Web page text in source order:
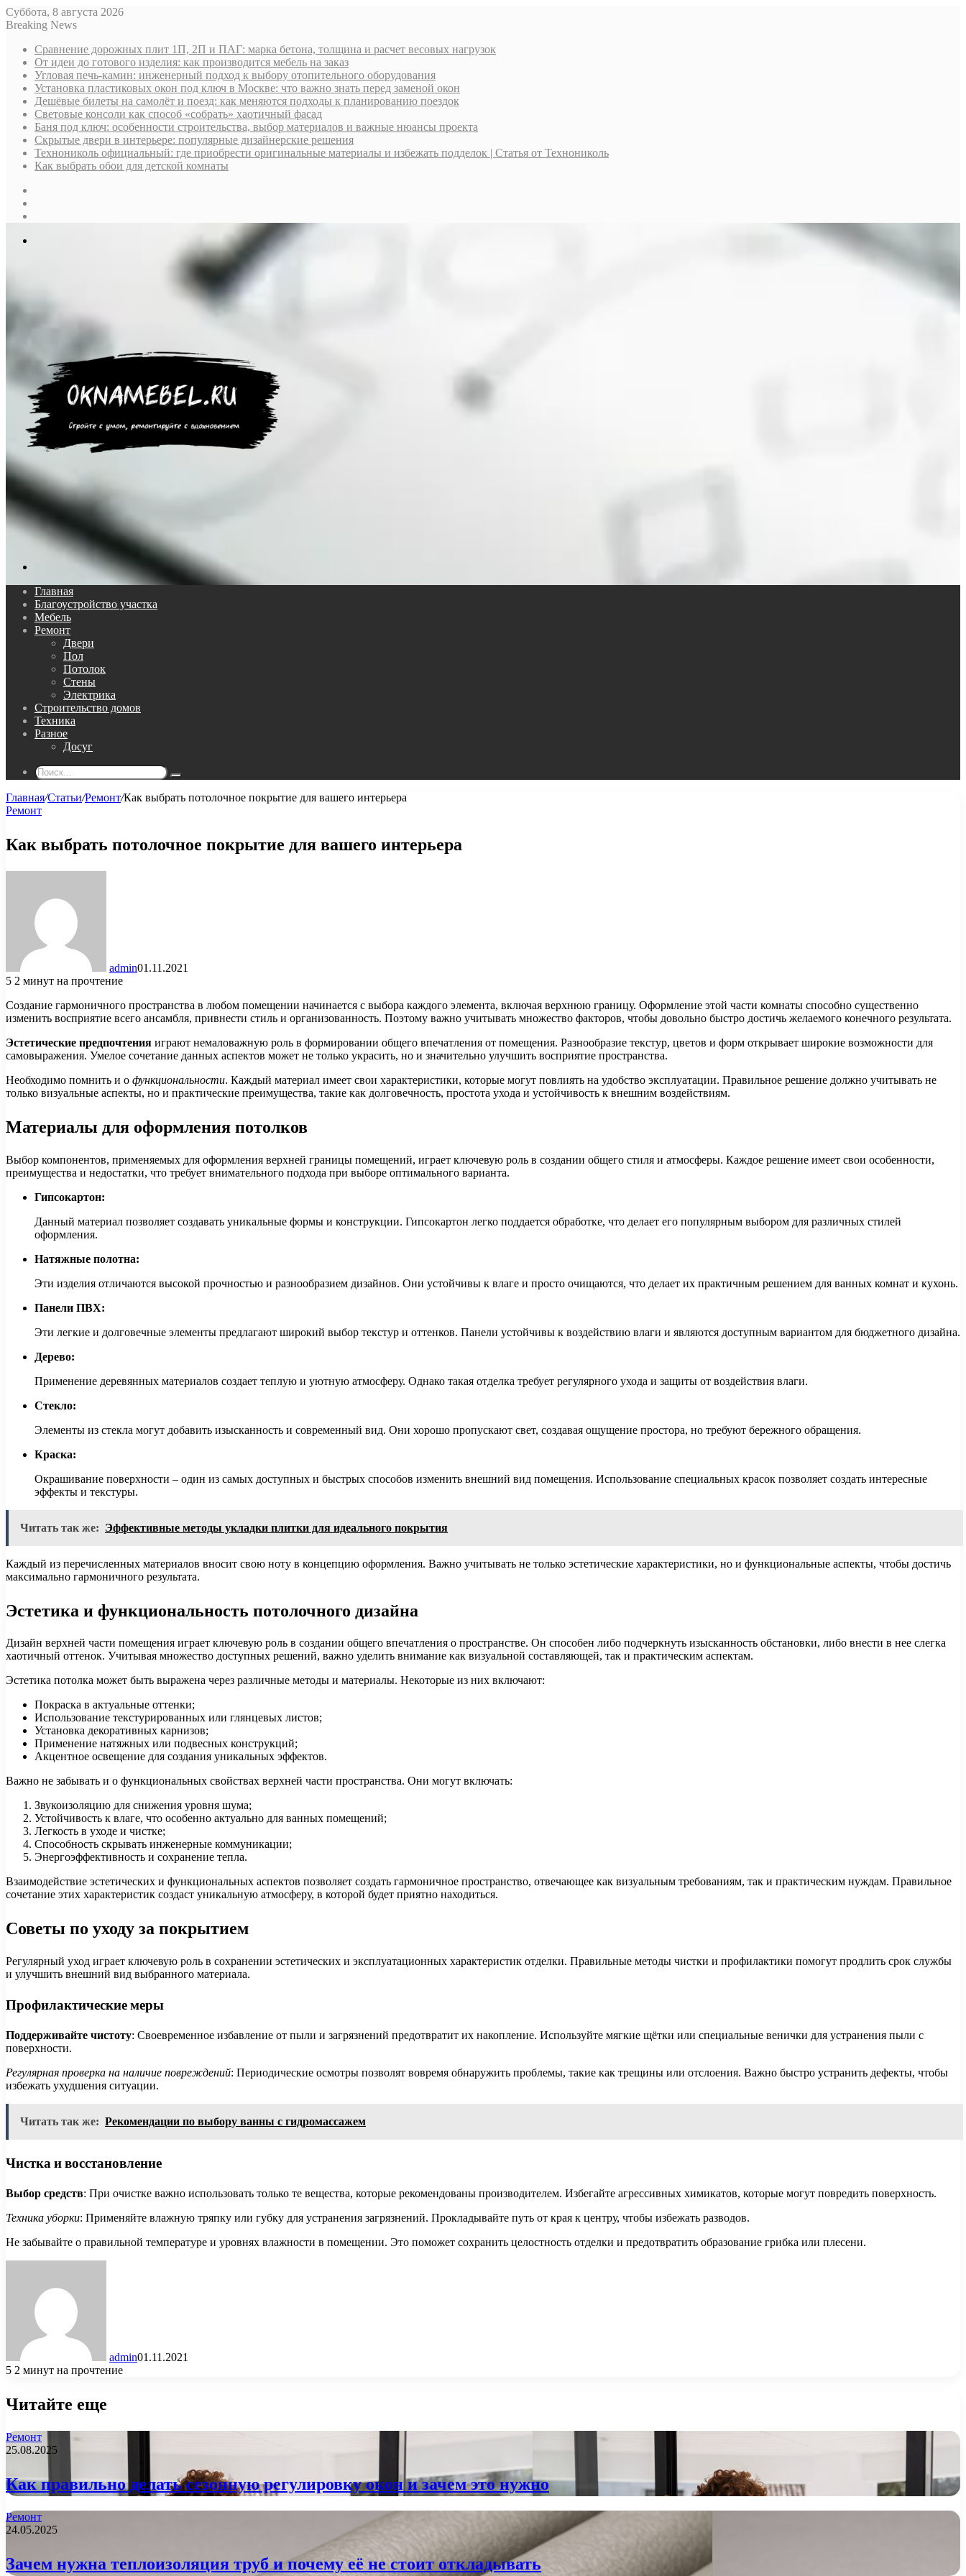
Суббота, 8 августа 2026
Breaking News
Сравнение дорожных плит 1П, 2П и ПАГ: марка бетона, толщина и расчет весовых нагрузок
От идеи до готового изделия: как производится мебель на заказ
Угловая печь-камин: инженерный подход к выбору отопительного оборудования
Установка пластиковых окон под ключ в Москве: что важно знать перед заменой окон
Дешёвые билеты на самолёт и поезд: как меняются подходы к планированию поездок
Световые консоли как способ «собрать» хаотичный фасад
Баня под ключ: особенности строительства, выбор материалов и важные нюансы проекта
Скрытые двери в интерьере: популярные дизайнерские решения
Технониколь официальный: где приобрести оригинальные материалы и избежать подделок | Статья от Технониколь
Как выбрать обои для детской комнаты
Главная
Благоустройство участка
Мебель
Ремонт
Двери
Пол
Потолок
Стены
Электрика
Строительство домов
Техника
Разное
Досуг
Поиск...
Главная/Статьи/Ремонт/Как выбрать потолочное покрытие для вашего интерьера
Ремонт
Как выбрать потолочное покрытие для вашего интерьера
admin01.11.2021
5 2 минут на прочтение
Создание гармоничного пространства в любом помещении начинается с выбора каждого элемента, включая верхнюю границу. Оформление этой части комнаты способно существенно
изменить восприятие всего ансамбля, привнести стиль и организованность. Поэтому важно учитывать множество факторов, чтобы довольно быстро достичь желаемого конечного результата.
Эстетические предпочтения играют немаловажную роль в формировании общего впечатления от помещения. Разнообразие текстур, цветов и форм открывает широкие возможности для
самовыражения. Умелое сочетание данных аспектов может не только украсить, но и значительно улучшить восприятие пространства.
Необходимо помнить и о функциональности. Каждый материал имеет свои характеристики, которые могут повлиять на удобство эксплуатации. Правильное решение должно учитывать не
только визуальные аспекты, но и практические преимущества, такие как долговечность, простота ухода и устойчивость к внешним воздействиям.
Материалы для оформления потолков
Выбор компонентов, применяемых для оформления верхней границы помещений, играет ключевую роль в создании общего стиля и атмосферы. Каждое решение имеет свои особенности,
преимущества и недостатки, что требует внимательного подхода при выборе оптимального варианта.
Гипсокартон:
Данный материал позволяет создавать уникальные формы и конструкции. Гипсокартон легко поддается обработке, что делает его популярным выбором для различных стилей
оформления.
Натяжные полотна:
Эти изделия отличаются высокой прочностью и разнообразием дизайнов. Они устойчивы к влаге и просто очищаются, что делает их практичным решением для ванных комнат и кухонь.
Панели ПВХ:
Эти легкие и долговечные элементы предлагают широкий выбор текстур и оттенков. Панели устойчивы к воздействию влаги и являются доступным вариантом для бюджетного дизайна.
Дерево:
Применение деревянных материалов создает теплую и уютную атмосферу. Однако такая отделка требует регулярного ухода и защиты от воздействия влаги.
Стекло:
Элементы из стекла могут добавить изысканность и современный вид. Они хорошо пропускают свет, создавая ощущение простора, но требуют бережного обращения.
Краска:
Окрашивание поверхности – один из самых доступных и быстрых способов изменить внешний вид помещения. Использование специальных красок позволяет создать интересные
эффекты и текстуры.
Читать так же: Эффективные методы укладки плитки для идеального покрытия
Каждый из перечисленных материалов вносит свою ноту в концепцию оформления. Важно учитывать не только эстетические характеристики, но и функциональные аспекты, чтобы достичь
максимально гармоничного результата.
Эстетика и функциональность потолочного дизайна
Дизайн верхней части помещения играет ключевую роль в создании общего впечатления о пространстве. Он способен либо подчеркнуть изысканность обстановки, либо внести в нее слегка
хаотичный оттенок. Учитывая множество доступных решений, важно уделить внимание как визуальной составляющей, так и практическим аспектам.
Эстетика потолка может быть выражена через различные методы и материалы. Некоторые из них включают:
Покраска в актуальные оттенки;
Использование текстурированных или глянцевых листов;
Установка декоративных карнизов;
Применение натяжных или подвесных конструкций;
Акцентное освещение для создания уникальных эффектов.
Важно не забывать и о функциональных свойствах верхней части пространства. Они могут включать:
Звукоизоляцию для снижения уровня шума;
Устойчивость к влаге, что особенно актуально для ванных помещений;
Легкость в уходе и чистке;
Способность скрывать инженерные коммуникации;
Энергоэффективность и сохранение тепла.
Взаимодействие эстетических и функциональных аспектов позволяет создать гармоничное пространство, отвечающее как визуальным требованиям, так и практическим нуждам. Правильное
сочетание этих характеристик создаст уникальную атмосферу, в которой будет приятно находиться.
Советы по уходу за покрытием
Регулярный уход играет ключевую роль в сохранении эстетических и эксплуатационных характеристик отделки. Правильные методы чистки и профилактики помогут продлить срок службы
и улучшить внешний вид выбранного материала.
Профилактические меры
Поддерживайте чистоту: Своевременное избавление от пыли и загрязнений предотвратит их накопление. Используйте мягкие щётки или специальные венички для устранения пыли с
поверхности.
Регулярная проверка на наличие повреждений: Периодические осмотры позволят вовремя обнаружить проблемы, такие как трещины или отслоения. Важно быстро устранить дефекты, чтобы
избежать ухудшения ситуации.
Читать так же: Рекомендации по выбору ванны с гидромассажем
Чистка и восстановление
Выбор средств: При очистке важно использовать только те вещества, которые рекомендованы производителем. Избегайте агрессивных химикатов, которые могут повредить поверхность.
Техника уборки: Применяйте влажную тряпку или губку для устранения загрязнений. Прокладывайте путь от края к центру, чтобы избежать разводов.
Не забывайте о правильной температуре и уровнях влажности в помещении. Это поможет сохранить целостность отделки и предотвратить образование грибка или плесени.
admin01.11.2021
5 2 минут на прочтение
Читайте еще
Ремонт
25.08.2025
Как правильно делать сезонную регулировку окон и зачем это нужно
Ремонт
24.05.2025
Зачем нужна теплоизоляция труб и почему её не стоит откладывать